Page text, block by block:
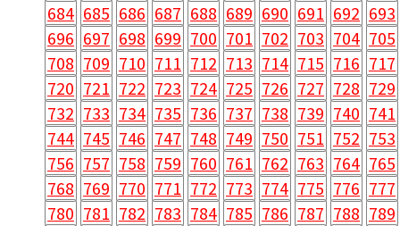
684 685 686 687 688 689 690 691 692 693
696 697 698 699 700 701 702 703 704 705
708 709 710 711 712 713 714 715 716 717
720 721 722 723 724 725 726 727 728 729
732 733 734 735 736 737 738 739 740 741
744 745 746 747 748 749 750 751 752 753
756 757 758 759 760 761 762 763 764 765
768 769 770 771 772 773 774 775 776 777
780 781 782 783 784 785 786 787 788 789